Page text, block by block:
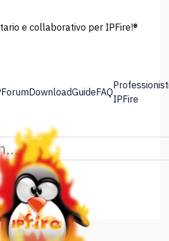
e collaborativo per IPFire!®
ForumDownloadGuideFAQ
IPFire